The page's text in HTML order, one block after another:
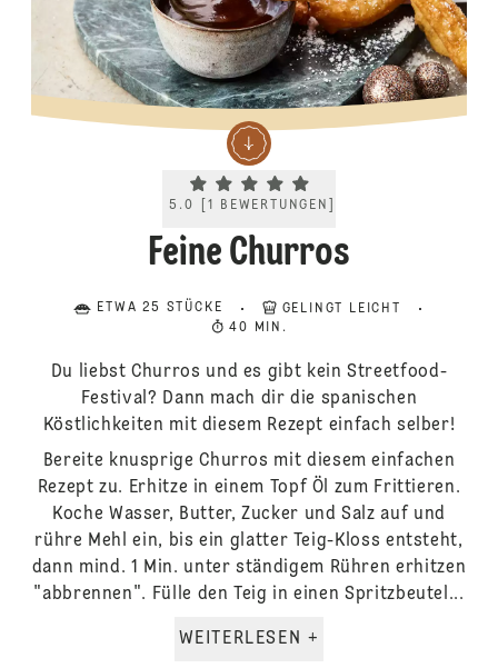
Current rating 5.0. Click to rate.
5.0 1 BEWERTUNGEN
Feine Churros
ETWA 25 STÜCKE
GELINGT LEICHT
40 MIN.
Du liebst Churros und es gibt kein Streetfood-
Festival? Dann mach dir die spanischen
Köstlichkeiten mit diesem Rezept einfach selber!
Bereite knusprige Churros mit diesem einfachen
Rezept zu. Erhitze in einem Topf Öl zum Frittieren.
Koche Wasser, Butter, Zucker und Salz auf und
rühre Mehl ein, bis ein glatter Teig-Kloss entsteht,
dann mind. 1 Min. unter ständigem Rühren erhitzen
"abbrennen". Fülle den Teig in einen Spritzbeutel...
WEITERLESEN +